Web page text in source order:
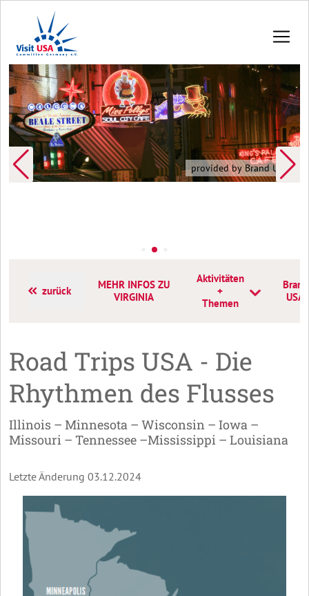
provided by Brand USA
zurück
MEHR INFOS ZU
VIRGINIA
Aktivitäten
+
Themen
Brand
USA
Road Trips USA - Die
Rhythmen des Flusses
Illinois – Minnesota – Wisconsin – Iowa –
Missouri – Tennessee –Mississippi – Louisiana
Letzte Änderung 03.12.2024